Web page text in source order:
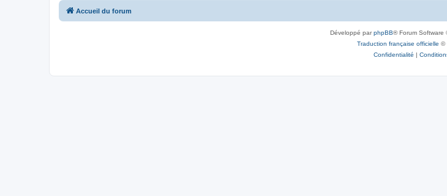
Accueil du forum
Développé parphpBB® Forum Software
Traduction française officielle ©
Confidentialité |